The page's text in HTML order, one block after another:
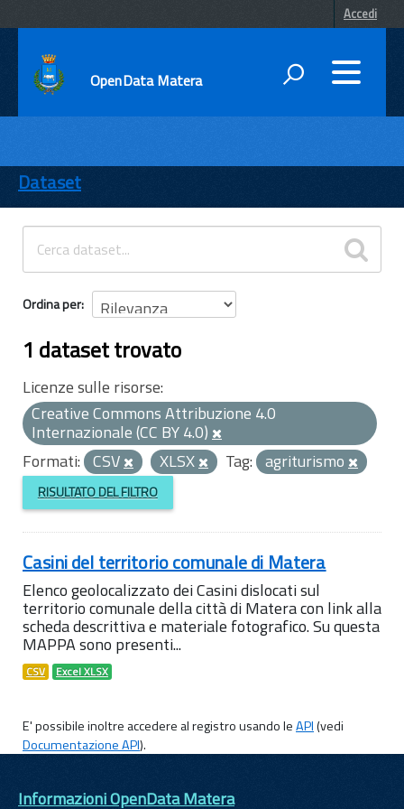
Accedi
OpenData Matera
ENTI
TEMI
INFORMAZIONI
Dataset
Ordina per
1 dataset trovato
Licenze sulle risorse:
Creative Commons Attribuzione 4.0
Internazionale (CC BY 4.0)
Formati: CSV XLSX Tag: agriturismo
RISULTATO DEL FILTRO
Casini del territorio comunale di Matera
Elenco geolocalizzato dei Casini dislocati sul
territorio comunale della città di Matera con link alla
scheda descrittiva e materiale fotografico. Su questa
MAPPA sono presenti...
CSV Excel XLSX
E' possibile inoltre accedere al registro usando leAPI(vedi
Documentazione API).
Informazioni OpenData Matera